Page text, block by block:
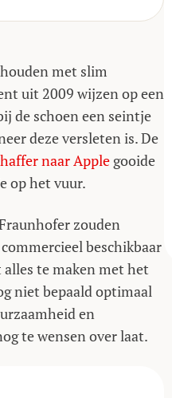
met slim
uit 2009 wijzen op een
de schoen een seintje
deze versleten is. De
naar Apple gooide
op het vuur.
zouden
beschikbaar
te maken met het
niet bepaald optimaal
en
te wensen over laat.